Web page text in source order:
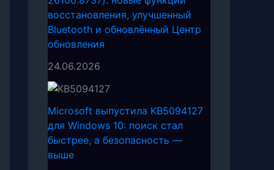
восстановления, улучшенный
Bluetooth и обновлённый Центр
обновления
24.06.2026
Microsoft выпустила KB5094127
для Windows 10: поиск стал
быстрее, а безопасность —
выше